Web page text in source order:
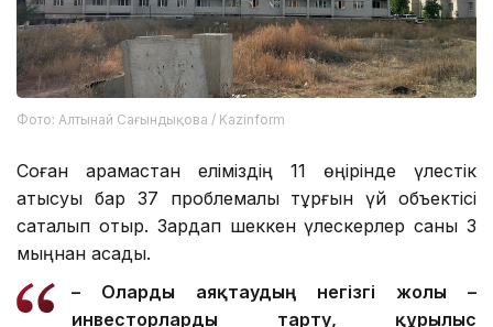
Фото: Алтынай Сағындықова / Kazinform
Соған қарамастан еліміздің 11 өңірінде үлестік
қатысуы бар 37 проблемалы тұрғын үй объектісі
сақталып отыр. Зардап шеккен үлескерлер саны 3
мыңнан асады.
– Оларды аяқтаудың негізгі жолы –
инвесторларды тарту, құрылыс